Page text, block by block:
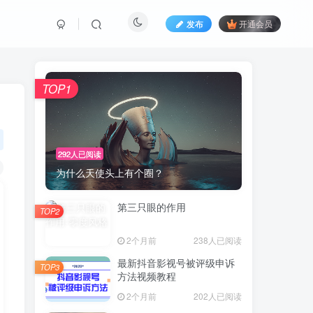
发布 开通会员
292人已阅读
为什么天使头上有个圈？
TOP1
第三只眼的作用
2个月前 238人已阅读
TOP2
最新抖音影视号被评级申诉
方法视频教程
2个月前 202人已阅读
TOP3